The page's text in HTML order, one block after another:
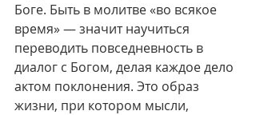
Боге. Быть в молитве «во всякое
время» — значит научиться
переводить повседневность в
диалог с Богом, делая каждое дело
актом поклонения. Это образ
жизни, при котором мысли,